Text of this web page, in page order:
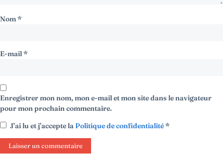
Nom*
E-mail*
Enregistrer mon nom, mon e-mail et mon site dans le navigateur
pour mon prochain commentaire.
J’ai lu et j’accepte laPolitique de confidentialité*